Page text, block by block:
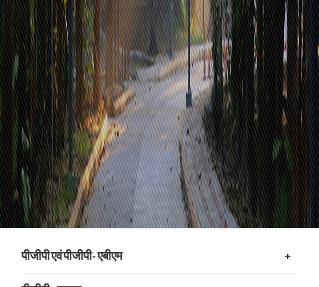
पीजीपी एवं पीजीपी- एबीएम